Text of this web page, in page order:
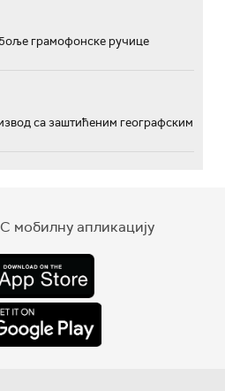
грамофонске ручице
са заштићеним географским
мобилну апликацију